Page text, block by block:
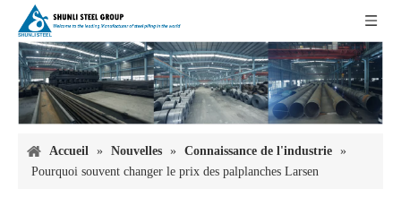
Accueil » Nouvelles » Connaissance de l'industrie »
Pourquoi souvent changer le prix des palplanches Larsen